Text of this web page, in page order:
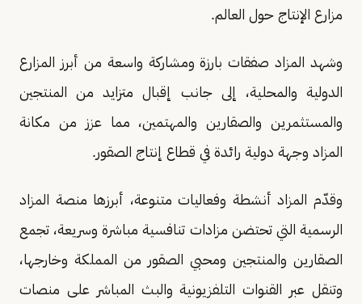
مزارع الإنتاج حول العالم.
وشهد المزاد صفقات بارزة ومشاركة واسعة من أبرز المزارع
الدولية والمحلية، إلى جانب إقبال متزايد من المنتجين
والمستثمرين والصقارين والمهتمين، مما عزز من مكانة
المزاد وجهة دولية رائدة في قطاع إنتاج الصقور.
وقدّم المزاد أنشطة وفعاليات متنوعة، أبرزها منصة المزاد
الرسمية التي تحتضن مزادات تنافسية مباشرة وسريعة، تجمع
الصقارين والمنتجين ومحبي الصقور من المملكة وخارجها،
وتنقل عبر القنوات التلفزيونية والبث المباشر على منصات